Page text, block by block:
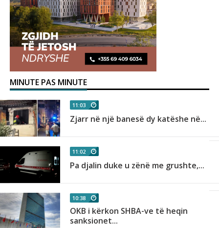
MINUTE PAS MINUTE
11:03
Zjarr në një banesë dy katëshe në...
11:02
Pa djalin duke u zënë me grushte,...
10:38
OKB i kërkon SHBA-ve të heqin
sanksionet...